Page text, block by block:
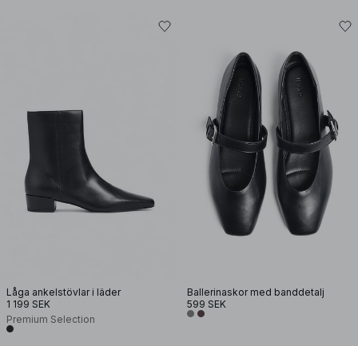
Låga ankelstövlar i läder
1 199 SEK
Premium Selection
Ballerinaskor med banddetalj
599 SEK